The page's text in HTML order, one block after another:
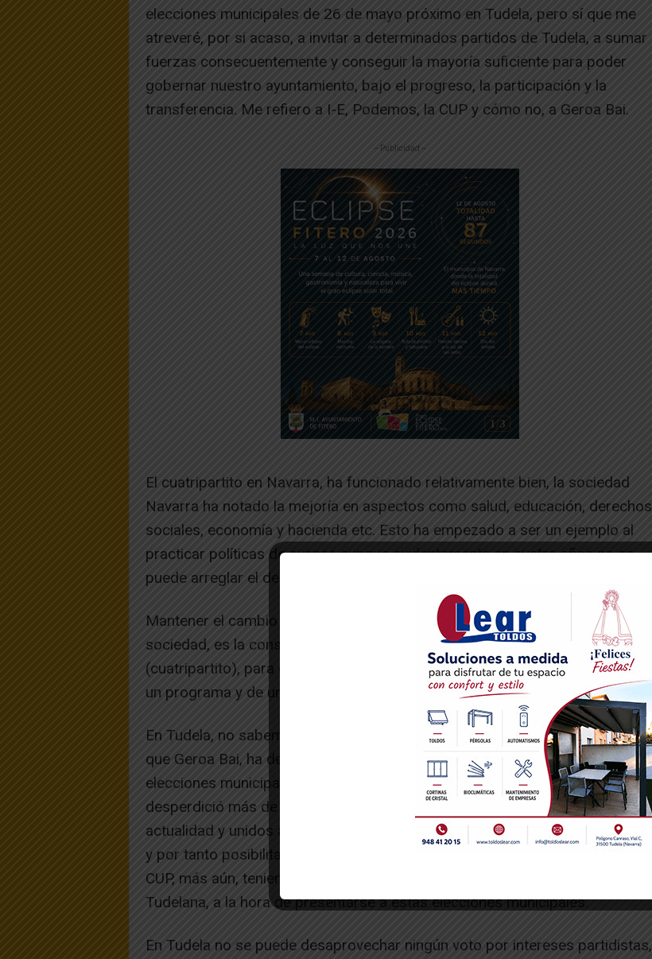
elecciones municipales de 26 de mayo próximo en Tudela, pero sí que me
atreveré, por si acaso, a invitar a determinados partidos de Tudela, a sumar
fuerzas consecuentemente y conseguir la mayoría suficiente para poder
gobernar nuestro ayuntamiento, bajo el progreso, la participación y la
transferencia. Me refiero a I-E, Podemos, la CUP y cómo no, a Geroa Bai.
-- Publicidad --
El cuatripartito en Navarra, ha funcionado relativamente bien, la sociedad
Navarra ha notado la mejoría en aspectos como salud, educación, derechos
sociales, economía y hacienda etc. Esto ha empezado a ser un ejemplo al
practicar políticas de avance aunque evidentemente en cuatro años no se
puede arreglar el desaguisado que hizo UPN-PP-PSOE en 30 años.
Mantener el cambio habido, potenciarlo y desarrollarlo para bien de nuestra
sociedad, es la consigna a nivel provincial de las cuatro fuerzas
(cuatripartito), para conseguir un futuro de bienestar, todo ello, a través de
un programa y de una acción política controlada, consensuada.
En Tudela, no sabemos si se podrá darse dicho cambio, ya que parece ser
que Geroa Bai, ha decidido legítimamente presentarse en solitario a las
elecciones municipales, al igual que hizo en el 2015, y en aquella ocasión
desperdició más de 350 votos, que entonces y supongo que en la
actualidad y unidos a otras fuerzas, se podría lograr un o una concejal más
y por tanto posibilitar el verdadero cambio municipal con I-E, Podemos y la
CUP, más aún, teniendo en cuenta la división existente en la derecha
Tudelana, a la hora de presentarse a estas elecciones municipales.
En Tudela no se puede desaprovechar ningún voto por intereses partidistas,